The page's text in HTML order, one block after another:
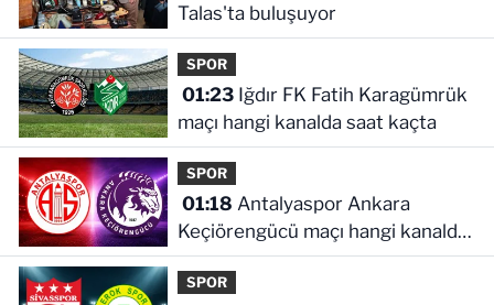
Talas'ta buluşuyor
SPOR
01:23Iğdır FK Fatih Karagümrük
maçı hangi kanalda saat kaçta
SPOR
01:18
Keçiörengücü maçı hangi kanalda
saat kaçta
SPOR